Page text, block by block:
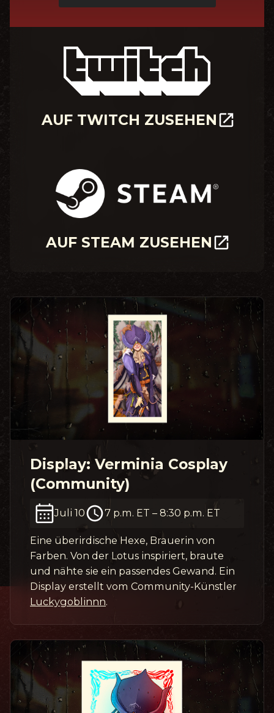
AUF TWITCH ZUSEHEN
AUF STEAM ZUSEHEN
Display: Verminia Cosplay
(Community)
Juli 10 7 p.m. ET – 8:30 p.m. ET
Eine überirdische Hexe, Brauerin von
Farben. Von der Lotus inspiriert, braute
und nähte sie ein passendes Gewand. Ein
Display erstellt vom Community-Künstler
Luckygoblinnn.